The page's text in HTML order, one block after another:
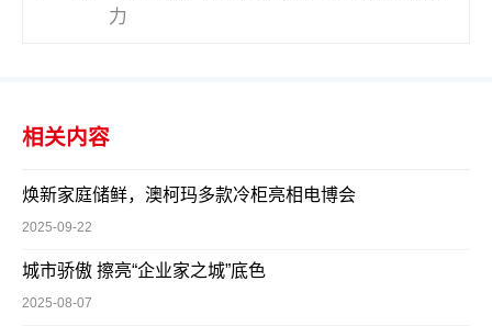
力
相关内容
焕新家庭储鲜，澳柯玛多款冷柜亮相电博会
2025-09-22
城市骄傲 擦亮“企业家之城”底色
2025-08-07